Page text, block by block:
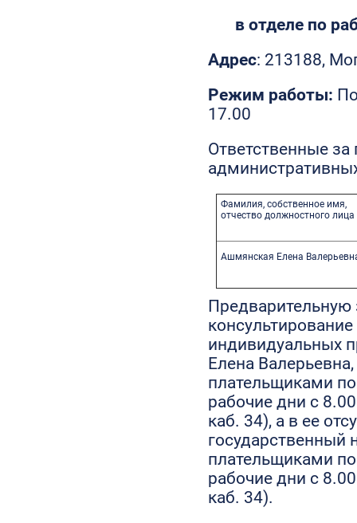
в отделе по
Адрес: 213188,
Режим работы:
17.00
Ответственные
Фамилия, собственное имя,
отчество должностного лица
Ашмянская Елена
Предварительную
индивидуальных
Елена
плательщиками
рабочие дни с
каб. 34), а в ее
государственный
плательщиками
рабочие дни с
каб. 34).